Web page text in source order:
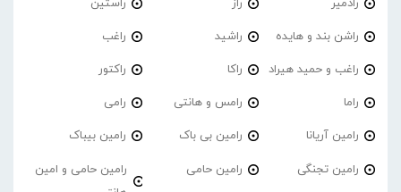
رادمیر راز راستین
راشن بند و هایده راشید راغب
راغب و حمید هیراد راکا راکتور
راما رامس و هانتی رامی
رامین آریانا رامین بی باک رامین بیباک
رامین تجنگی رامین حامی
رامین حامی و امین